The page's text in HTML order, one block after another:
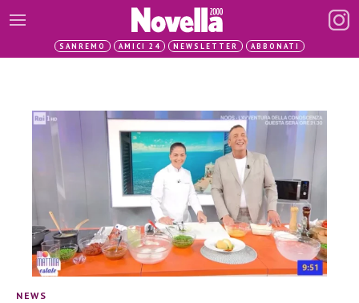
SANREMO AMICI 24 NEWSLETTER ABBONATI
NEWS